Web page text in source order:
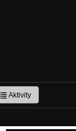
Aktivity